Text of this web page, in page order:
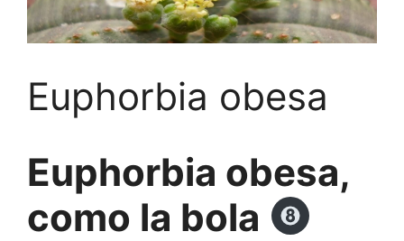
Euphorbia obesa
Euphorbia obesa,
como la bola